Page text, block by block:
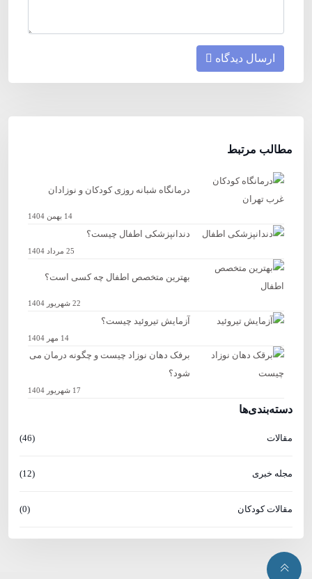
ارسال دیدگاه
مطالب مرتبط
درمانگاه شبانه روزی کودکان و نوزادان
14 بهمن 1404
دندانپزشکی اطفال چیست؟
25 مرداد 1404
بهترین متخصص اطفال چه کسی است؟
22 شهریور 1404
آزمایش تیروئید چیست؟
14 مهر 1404
برفک دهان نوزاد چیست و چگونه درمان می
شود؟
17 شهریور 1404
دسته‌بندی‌ها
مقالات (46)
مجله خبری (12)
مقالات کودکان (0)